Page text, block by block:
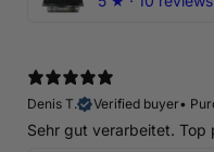
Denis T.
Verified buyer•
Sehr gut verarbeitet. Top